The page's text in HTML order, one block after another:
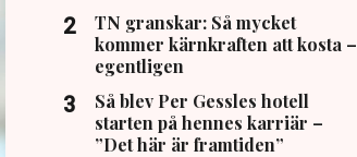
TN granskar: Så mycket
kommer kärnkraften att kosta –
egentligen
Så blev Per Gessles hotell
starten på hennes karriär –
”Det här är framtiden”